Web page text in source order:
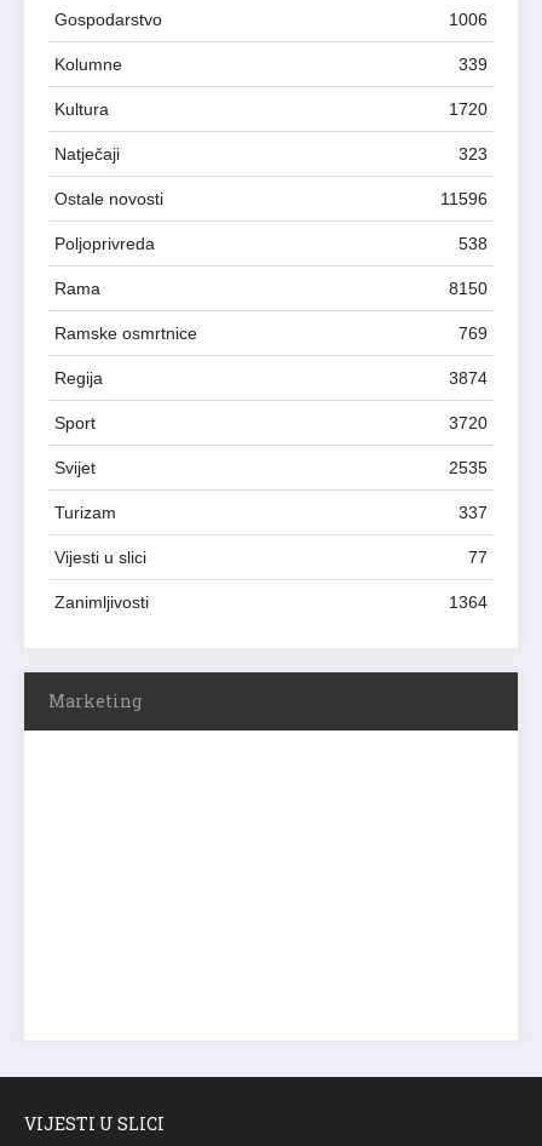
Gospodarstvo 1006
Kolumne 339
Kultura 1720
Natječaji 323
Ostale novosti 11596
Poljoprivreda 538
Rama 8150
Ramske osmrtnice 769
Regija 3874
Sport 3720
Svijet 2535
Turizam 337
Vijesti u slici 77
Zanimljivosti 1364
Marketing
VIJESTI U SLICI